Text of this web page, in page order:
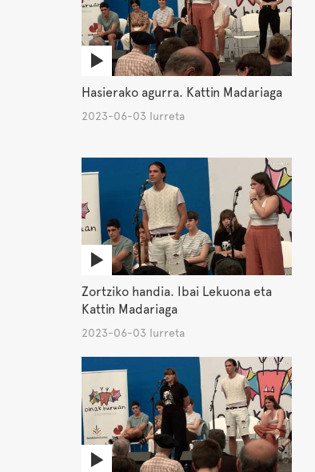
Hasierako agurra. Kattin Madariaga
2023-06-03 Iurreta
Zortziko handia. Ibai Lekuona eta
Kattin Madariaga
2023-06-03 Iurreta